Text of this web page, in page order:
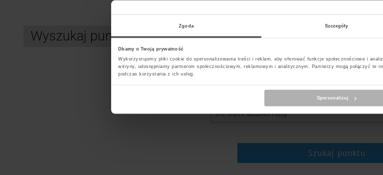
Zgoda Szczegóły
Dbamy o Twoją prywatność
Wykorzystujemy pliki cookie do spersonalizowania treści i reklam, aby oferować funkcje społecznościowe i
witryny, udostępniamy partnerom społecznościowym, reklamowym i analitycznym. Partnerzy mogą połączyć te
podczas korzystania z ich usług.
Spersonalizuj
Wyszukaj punkt kurierski InPost Paczkomat
Search
Szukaj punktu